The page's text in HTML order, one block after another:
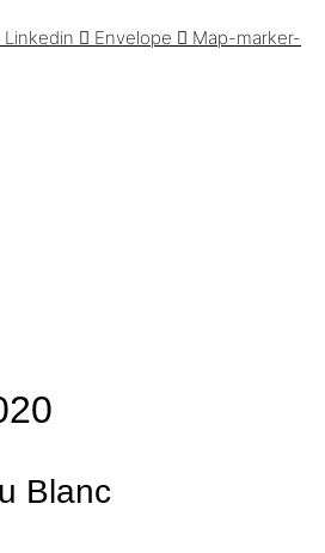
Linkedin Envelope
Map-marker-
Blanc